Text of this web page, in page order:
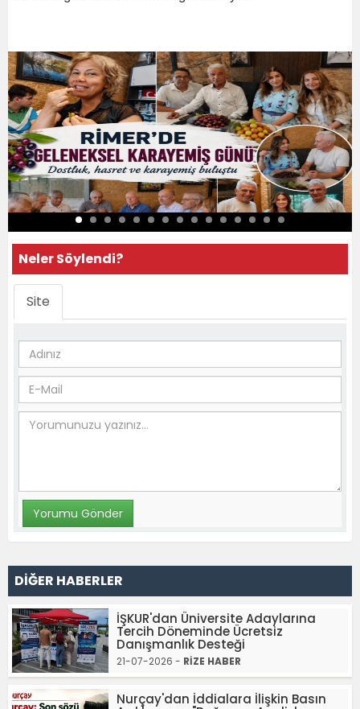
Neler Söylendi?
Site
DİĞER HABERLER
İŞKUR'dan Üniversite Adaylarına
Tercih Döneminde Ücretsiz
Danışmanlık Desteği
21-07-2026 - RİZE HABER
Nurçay'dan İddialara İlişkin Basın